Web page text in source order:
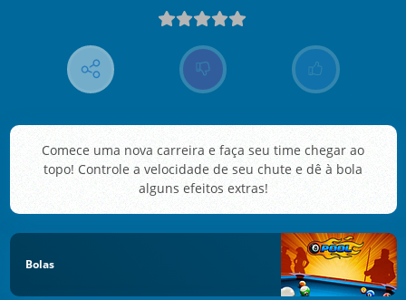
Comece uma nova carreira e faça seu time chegar ao
topo! Controle a velocidade de seu chute e dê à bola
alguns efeitos extras!
Bolas